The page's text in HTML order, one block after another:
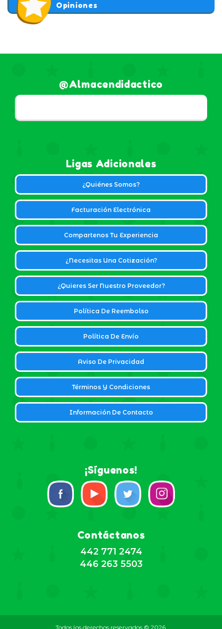
Opiniones
@almacendidactico
Ligas Adicionales
¿Quiénes Somos?
Facturación Electrónica
Compartenos Tu Experiencia
¿Necesitas Una Cotización?
¿Quieres Ser Nuestro Proveedor?
Política De Reembolso
Política De Envío
Aviso De Privacidad
Términos Y Condiciones
Información De Contacto
¡Síguenos!
Contáctanos
442 771 2474
446 263 5503
Todos los derechos reservados © 2026,